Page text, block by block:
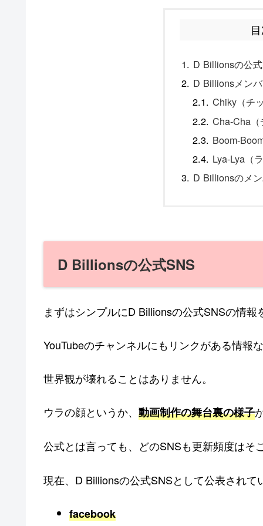
D Billionsの公
D Billionsメン
Chiky（チ
Cha-Cha
Boom-
Lya-Lya（
D Billionsのメ
D Billionsの公式SNS
まずはシンプルにD Billionsの公式SNSの情報
YouTubeのチャンネルにもリンクがある情報
世界観が壊れることはありません。
ウラの顔というか、 動画制作の舞台裏の様子
公式とは言っても、どのSNSも更新頻度はそ
現在、D Billionsの公式SNSとして公表されて
facebook